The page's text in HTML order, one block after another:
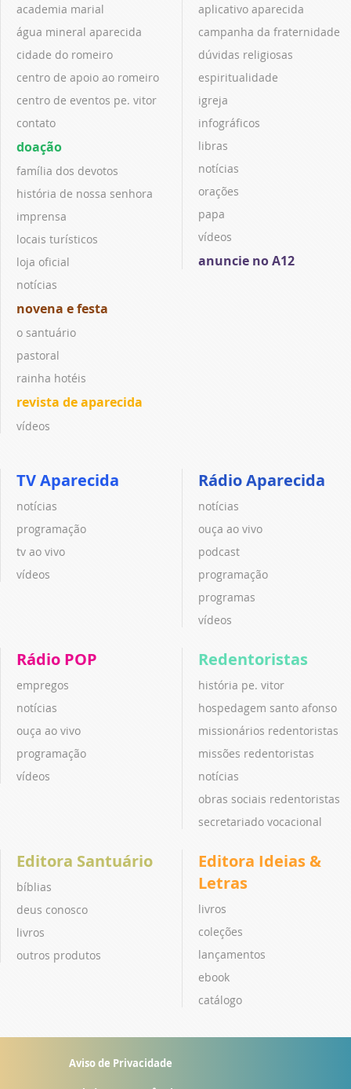
academia marial
água mineral aparecida
cidade do romeiro
centro de apoio ao romeiro
centro de eventos pe. vitor
contato
doação
família dos devotos
história de nossa senhora
imprensa
locais turísticos
loja oficial
notícias
novena e festa
o santuário
pastoral
rainha hotéis
revista de aparecida
vídeos
aplicativo aparecida
campanha da fraternidade
dúvidas religiosas
espiritualidade
igreja
infográficos
libras
notícias
orações
papa
vídeos
anuncie no A12
TV Aparecida
notícias
programação
tv ao vivo
vídeos
Rádio Aparecida
notícias
ouça ao vivo
podcast
programação
programas
vídeos
Rádio POP
empregos
notícias
ouça ao vivo
programação
vídeos
Redentoristas
história pe. vitor
hospedagem santo afonso
missionários redentoristas
missões redentoristas
notícias
obras sociais redentoristas
secretariado vocacional
Editora Santuário
bíblias
deus conosco
livros
outros produtos
Editora Ideias &
Letras
livros
coleções
lançamentos
ebook
catálogo
Aviso de Privacidade